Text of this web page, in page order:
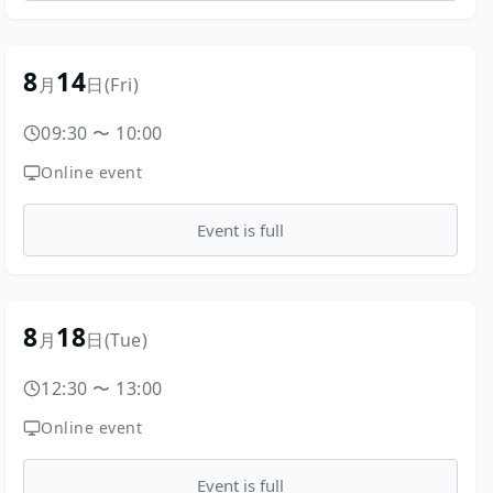
8月14日(Fri)
09:30 〜 10:00
Online event
Event is full
8月18日(Tue)
12:30 〜 13:00
Online event
Event is full